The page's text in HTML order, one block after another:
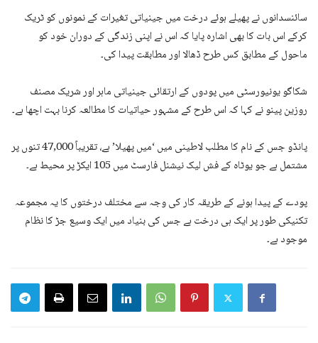
سائنسدانوں نے پھیلے ہوئے درخت میں جینیاتی تغیرات کے نمونوں کو ٹریک
کرکے اس بات کا بھی اشارہ پایا کہ اس نے اپنی زندگی کے دوران خود کو
ماحول کے مطابق کس طرح ڈھالا اور مطابقت پیدا کی۔
شکاگو یونیورسٹی میں پودوں کے ارتقائی جینیاتی ماہر اور شریک مصنف
روزین پینو نے کہا کہ اس طرح کے مشہور حیاتیات کا مطالعہ کرنا بہت اچھا ہے۔
پانڈو جس کے نام کا مطلب لاطینی میں ‘میں پھیلا’ ہے، تقریباً 47,000 تنوں پر
مشتمل ہے جو یوٹاہ کے فش لیک نیشنل فارسٹ میں 105 ایکڑ پر محیط ہے۔
پودے کے پیدا ہونے کے طریقہ کار کی وجہ سے مختلف درختوں کا یہ مجموعہ
تکنیکی طور پر ایک ہی درخت ہے جس کی بنیاد میں ایک وسیع جڑ کا نظام
موجود ہے۔